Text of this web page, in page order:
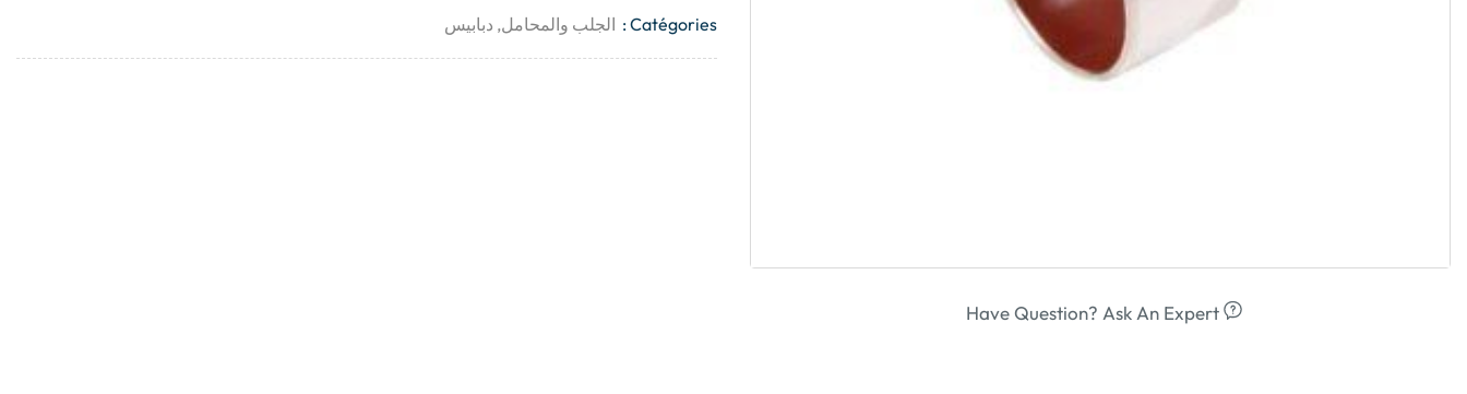
Have Question? Ask An Expert
Catégories : الجلب والمحامل, دبابيس